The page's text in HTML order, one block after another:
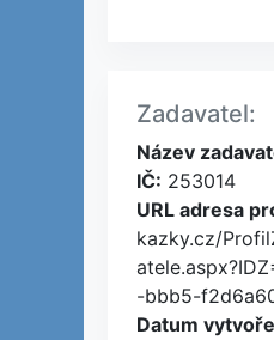
Zadavatel:
Název
IČ: 253014
URL adresa
kazky.cz/
-bbb5-
Datum